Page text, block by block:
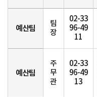
예산팀
팀
장
02-33
96-49
11
예산팀
주
무
관
02-33
96-49
13